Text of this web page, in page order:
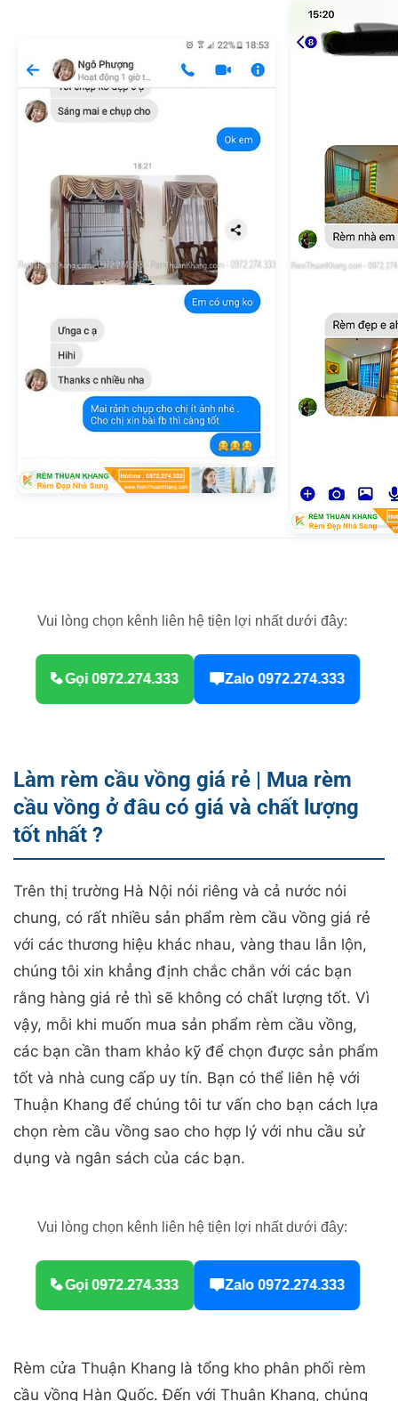
Vui lòng chọn kênh liên hệ tiện lợi nhất dưới đây:
Gọi 0972.274.333 Zalo 0972.274.333
Làm rèm cầu vồng giá rẻ | Mua rèm
cầu vồng ở đâu có giá và chất lượng
tốt nhất ?
Trên thị trường Hà Nội nói riêng và cả nước nói
chung, có rất nhiều sản phẩm rèm cầu vồng giá rẻ
với các thương hiệu khác nhau, vàng thau lẫn lộn,
chúng tôi xin khẳng định chắc chắn với các bạn
rằng hàng giá rẻ thì sẽ không có chất lượng tốt. Vì
vậy, mỗi khi muốn mua sản phẩm rèm cầu vồng,
các bạn cần tham khảo kỹ để chọn được sản phẩm
tốt và nhà cung cấp uy tín. Bạn có thể liên hệ với
Thuận Khang để chúng tôi tư vấn cho bạn cách lựa
chọn rèm cầu vồng sao cho hợp lý với nhu cầu sử
dụng và ngân sách của các bạn.
Vui lòng chọn kênh liên hệ tiện lợi nhất dưới đây:
Gọi 0972.274.333 Zalo 0972.274.333
Rèm cửa Thuận Khang là tổng kho phân phối rèm
cầu vồng Hàn Quốc. Đến với Thuận Khang, chúng